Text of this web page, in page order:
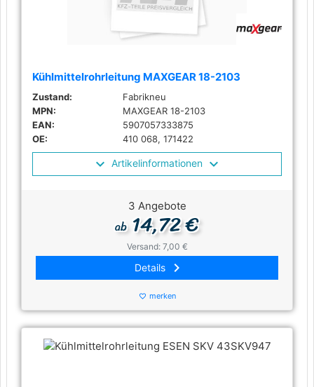
Kühlmittelrohrleitung MAXGEAR 18-2103
Zustand:
Fabrikneu
MPN:
MAXGEAR 18-2103
EAN:
5907057333875
OE:
410 068, 171422
Artikelinformationen
3 Angebote
ab14,72 €
Versand: 7,00 €
Details keyboard_arrow_right
favorite_border merken